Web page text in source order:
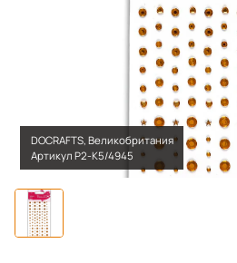
DOCRAFTS, Великобритания
Артикул Р2-К5/4945